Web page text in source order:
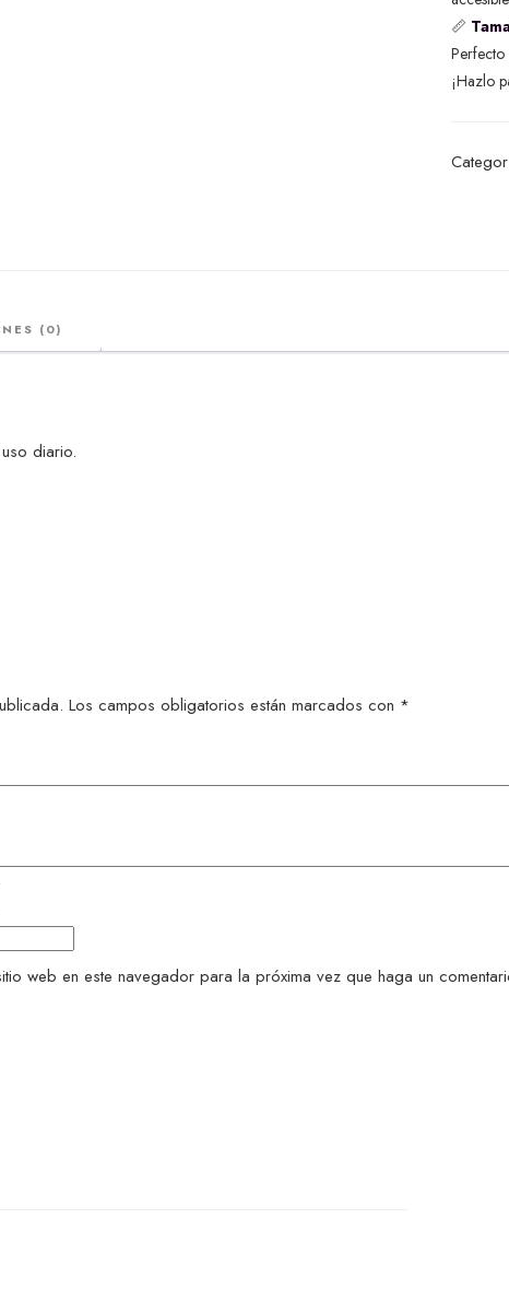
📏
¡Hazlo
(0)
diario.
Los campos obligatorios están marcados con *
web en este navegador para la próxima vez que haga un